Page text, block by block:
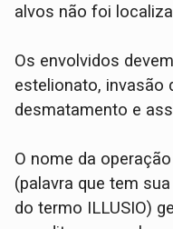
alvos não foi
Os envolvidos
estelionato, invasão
desmatamento e
O nome da
(palavra que tem
do termo ILLUSIO)